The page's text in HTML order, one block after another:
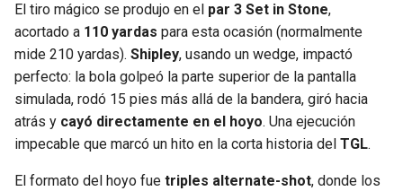
El tiro mágico se produjo en el par 3 Set in Stone,
acortado a 110 yardas para esta ocasión (normalmente
mide 210 yardas). Shipley, usando un wedge, impactó
perfecto: la bola golpeó la parte superior de la pantalla
simulada, rodó 15 pies más allá de la bandera, giró hacia
atrás y cayó directamente en el hoyo. Una ejecución
impecable que marcó un hito en la corta historia del TGL.
El formato del hoyo fue triples alternate-shot, donde los